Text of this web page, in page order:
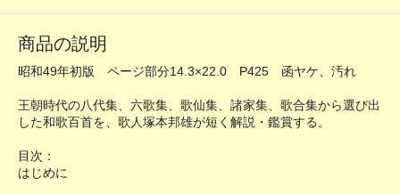
商品の説明
昭和49年初版 ページ部分14.3×22.0 P425 函ヤケ、汚れ
王朝時代の八代集、六歌集、歌仙集、諸家集、歌合集から選び出
した和歌百首を、歌人塚本邦雄が短く解説・鑑賞する。
目次：
はじめに